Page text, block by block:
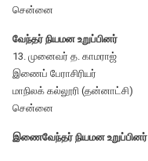
சென்னை
வேந்தர் நியமன உறுப்பினர்
13. முனைவர் த. காமராஜ்
இணைப் பேராசிரியர்
மாநிலக் கல்லூரி (தன்னாட்சி)
சென்னை
இணைவேந்தர் நியமன உறுப்பினர்